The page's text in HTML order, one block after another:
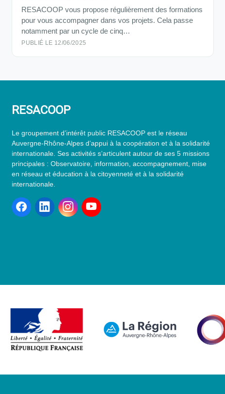
RESACOOP vous propose régulièrement des formations
pour vous accompagner dans vos projets. Cela passe
notamment par un cycle de cinq…
PUBLIÉ LE 12/06/2025
RESACOOP
Le groupement d’intérêt public RESACOOP est le réseau
Auvergne-Rhône-Alpes d’appui à la coopération et à la solidarité
internationale. Ses activités s’articulent autour de ses 5 missions
principales : Observatoire, information, accompagnement, mise
en réseau et éducation à la citoyenneté et à la solidarité
internationale.